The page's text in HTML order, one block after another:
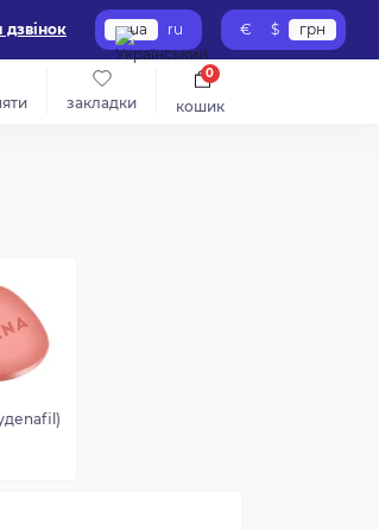
ua ru € $ грн
закладки кошик
0